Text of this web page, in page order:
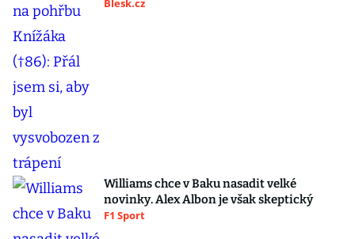
Blesk.cz
Williams chce v Baku nasadit velké
novinky. Alex Albon je však skeptický
F1 Sport